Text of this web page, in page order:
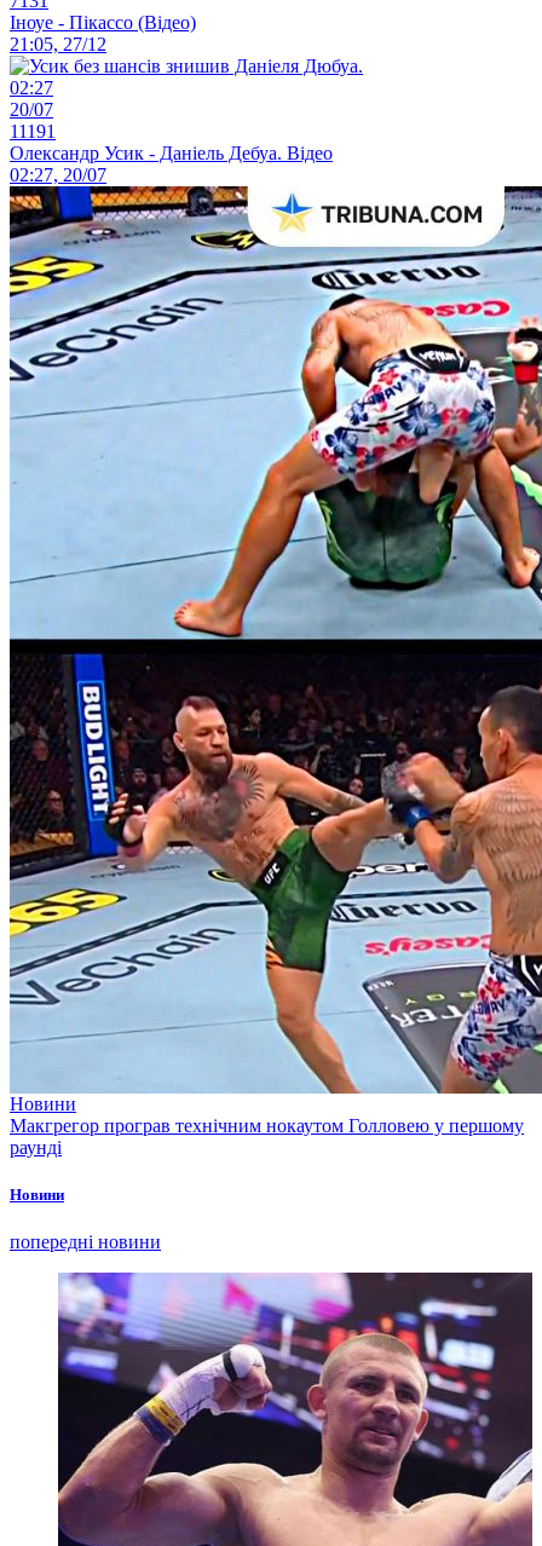
Іноуе - Пікассо (Відео)
21:05, 27/12
02:27
20/07
11191
Олександр Усик - Даніель Дебуа. Відео
02:27, 20/07
Новини
Макгрегор програв технічним нокаутом Голловею у першому
раунді
Новини
попередні новини